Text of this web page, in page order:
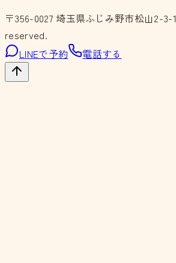
〒356-0027 埼玉県ふじみ野市松山2-3-1
reserved.
LINEで予約
電話する